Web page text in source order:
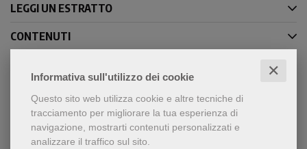
Informativa sull'utilizzo dei cookie ✕
Questo sito web utilizza cookie e altre tecniche di
tracciamento per migliorare la tua esperienza di
navigazione, mostrarti contenuti personalizzati e
analizzare il traffico sul sito.
LEGGI UN ESTRATTO
CONTENUTI
Condividi